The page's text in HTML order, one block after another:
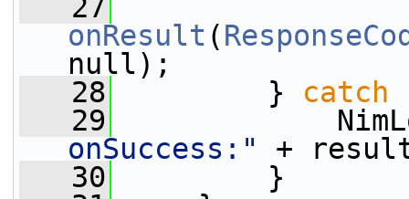
   27
onResult (
null);
   28
} catch
   29
onSuccess:"
+
   30
}